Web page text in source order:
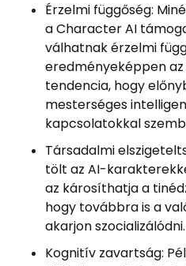
Érzelmi függőség:
a Character AI
válhatnak érzelmi
eredményeképpen
tendencia, hogy
mesterséges
kapcsolatokkal
Társadalmi
tölt az AI-
az károsíthatja a
hogy továbbra is a
akarjon szocializálódni.
Kognitív zavartság: